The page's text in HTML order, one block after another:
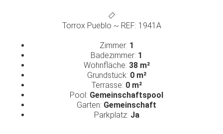
Torrox Pueblo ~ REF: 1941A
Zimmer: 1
Badezimmer: 1
Wohnfläche: 38 m²
Grundstück: 0 m²
Terrasse: 0 m²
Pool: Gemeinschaftspool
Garten: Gemeinschaft
Parkplatz: Ja